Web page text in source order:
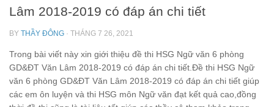
Lâm 2018-2019 có đáp án chi tiết
BY THẦY ĐÔNG · THÁNG 7 26, 2021
Trong bài viết này xin giới thiệu đề thi HSG Ngữ văn 6 phòng
GD&ĐT Văn Lâm 2018-2019 có đáp án chi tiết.Đề thi HSG Ngữ
văn 6 phòng GD&ĐT Văn Lâm 2018-2019 có đáp án chi tiết giúp
các em ôn luyện và thi HSG môn Ngữ văn đạt kết quả cao,đồng